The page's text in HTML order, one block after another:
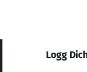
Logg